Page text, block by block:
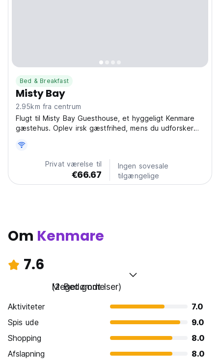
Bed & Breakfast
Misty Bay
2.95km fra centrum
Flugt til Misty Bay Guesthouse, et hyggeligt Kenmare
gæstehus. Oplev irsk gæstfrihed, mens du udforsker
translated from original language)
Privat værelse til
€66.67
Ingen sovesale
tilgængelige
Om Kenmare
7.6
Meget godt
(2 Bedømmelser)
Aktiviteter
7.0
Spis ude
9.0
Shopping
8.0
Afslapning
8.0